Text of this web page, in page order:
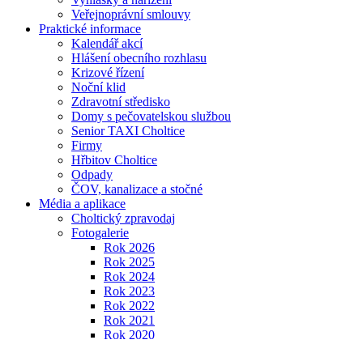
Veřejnoprávní smlouvy
Praktické informace
Kalendář akcí
Hlášení obecního rozhlasu
Krizové řízení
Noční klid
Zdravotní středisko
Domy s pečovatelskou službou
Senior TAXI Choltice
Firmy
Hřbitov Choltice
Odpady
ČOV, kanalizace a stočné
Média a aplikace
Choltický zpravodaj
Fotogalerie
Rok 2026
Rok 2025
Rok 2024
Rok 2023
Rok 2022
Rok 2021
Rok 2020